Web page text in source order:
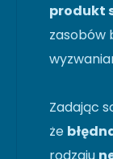
produkt
zasobów
Zadając
że
rodzaju